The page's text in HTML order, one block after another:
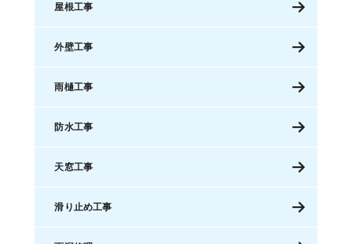
屋根工事
外壁工事
雨樋工事
防水工事
天窓工事
滑り止め工事